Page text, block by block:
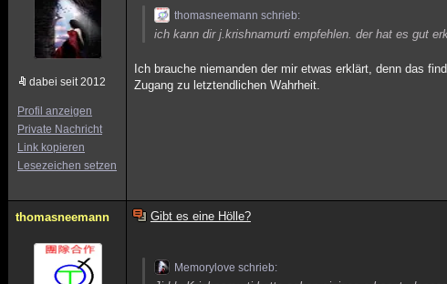
dabei seit 2012
Profil anzeigen
Private Nachricht
Link kopieren
Lesezeichen setzen
thomasneemann schrieb:
ich kann dir j.krishnamurti empfehlen. der hat es gut
Ich brauche niemanden der mir etwas erklärt, denn das
Zugang zu letztendlichen Wahrheit.
thomasneemann Gibt es eine Hölle?
Memorylove schrieb: